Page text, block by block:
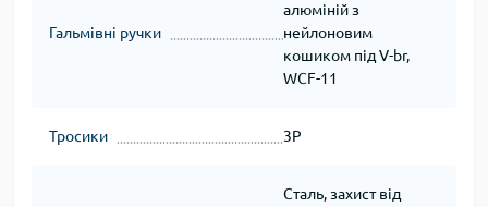
Гальмівні ручки
алюміній з
нейлоновим
кошиком під V-br,
WCF-11
Тросики 3Р
Сталь, захист від